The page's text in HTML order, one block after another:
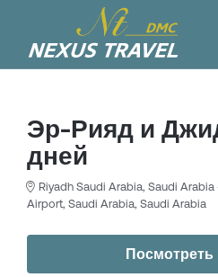
Эр-Рияд и
дней
Riyadh Saudi Arabia, Saudi
Airport, Saudi Arabia, Saudi Arabia
Посмотреть